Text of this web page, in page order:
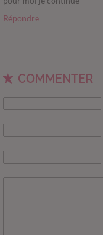
Répondre
COMMENTER